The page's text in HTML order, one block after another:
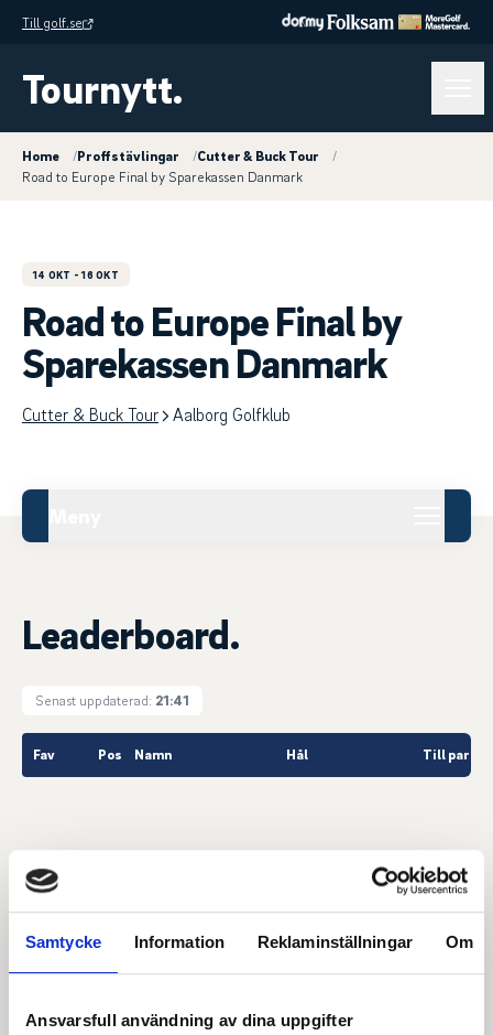
Samtycke Information Reklaminställningar Om
Ansvarsfull användning av dina uppgifter
Till golf.se
Tournytt.
Home /Proffstävlingar /Cutter & Buck Tour
/
Road to Europe Final by Sparekassen Danmark
14 OKT - 16 OKT
Road to Europe Final by
Sparekassen Danmark
Cutter & Buck Tour Aalborg Golfklub
Leaderboard.
Senast uppdaterad: 21:41
Fav Pos Namn Hål Till par
Huvudpartner